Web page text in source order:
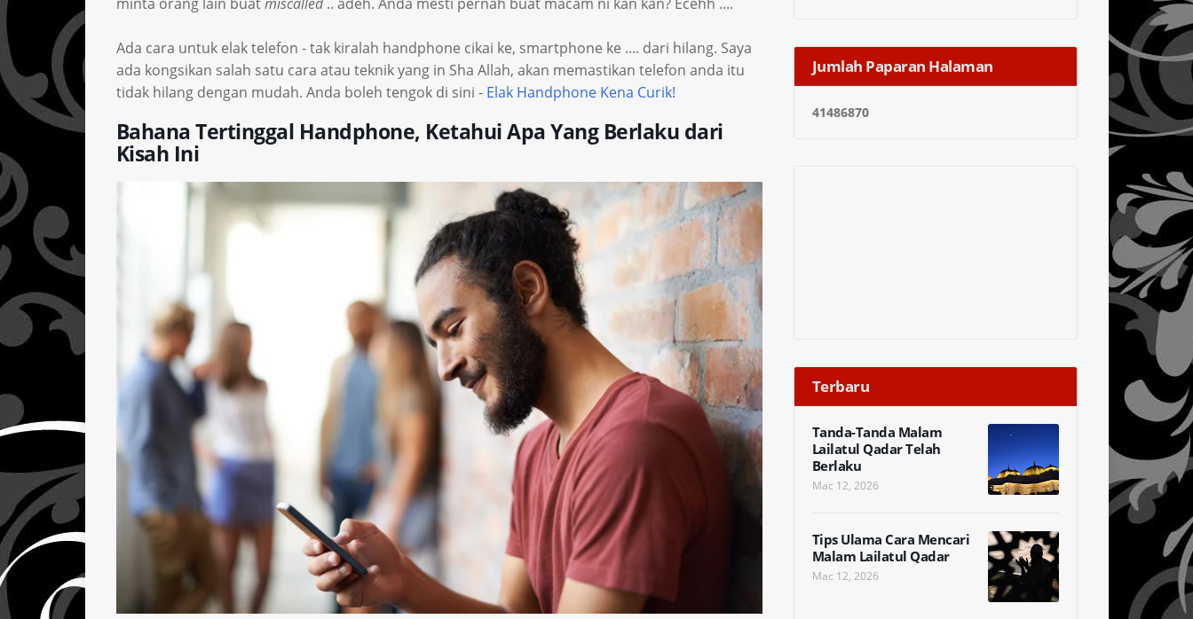
Ada cara untuk elak telefon - tak kiralah handphone cikai ke, smartphone ke .... dari hilang. Saya
ada kongsikan salah satu cara atau teknik yang in Sha Allah, akan memastikan telefon anda itu
tidak hilang dengan mudah. Anda boleh tengok di sini - Elak Handphone Kena Curik!
Bahana Tertinggal Handphone, Ketahui Apa Yang Berlaku dari
Kisah Ini
Jumlah Paparan Halaman
41486870
Terbaru
Tanda-Tanda Malam
Lailatul Qadar Telah
Berlaku
Mac 12, 2026
Tips Ulama Cara Mencari
Malam Lailatul Qadar
Mac 12, 2026